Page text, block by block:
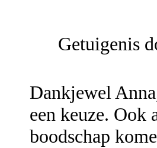
Getuigenis
Dankjewel
een keuze. Ook
boodschap